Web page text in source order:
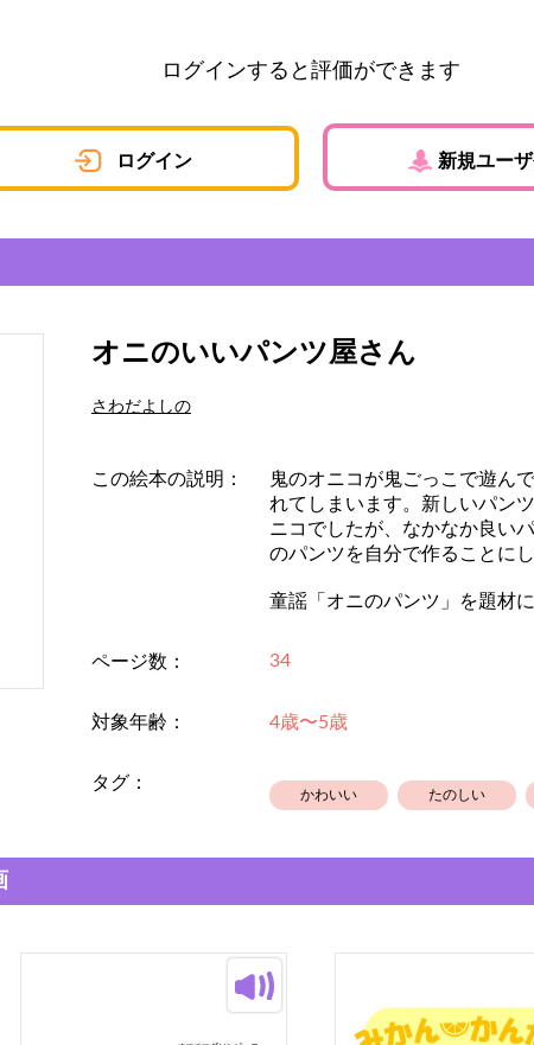
ログインすると評価ができます
ログイン 新規ユー
オニのいいパンツ屋さん
さわだよしの
この絵本の説明：
鬼のオニコが鬼ごっこで遊ん
れてしまいます。新しいパン
ニコでしたが、なかなか良い
のパンツを自分で作ることに
童謡「オニのパンツ」を題材
ページ数： 34
対象年齢： 4歳〜5歳
タグ：
かわいい たのしい